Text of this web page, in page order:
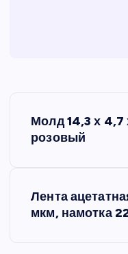
Молд 14,3 х
розовый
Лента
мкм, намотка